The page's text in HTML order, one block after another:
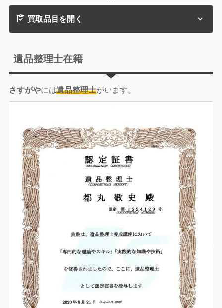
買取品目を開く
遺品整理士在籍
さすがやには遺品整理士がいます。